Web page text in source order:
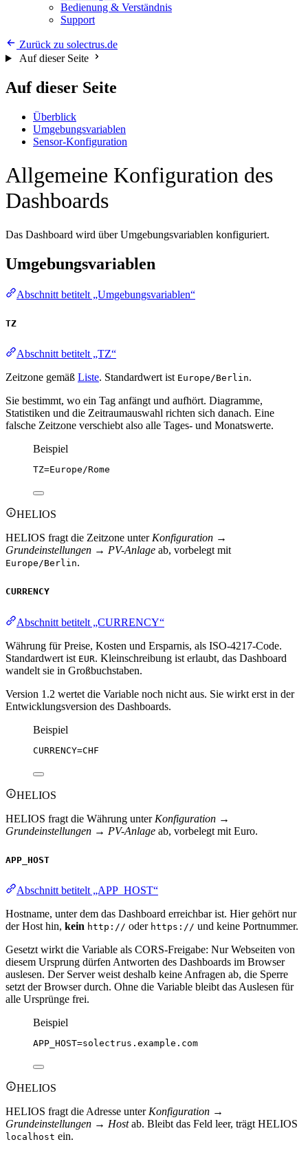
Bedienung & Verständnis
Support
Zurück zu solectrus.de
Auf dieser Seite
Auf dieser Seite
Überblick
Umgebungsvariablen
Sensor-Konfiguration
Allgemeine Konfiguration des
Dashboards
Das Dashboard wird über Umgebungsvariablen konfiguriert.
Umgebungsvariablen
Abschnitt betitelt „Umgebungsvariablen“
TZ
Abschnitt betitelt „TZ“
Zeitzone gemäß Liste. Standardwert ist Europe/Berlin.
Sie bestimmt, wo ein Tag anfängt und aufhört. Diagramme,
Statistiken und die Zeitraumauswahl richten sich danach. Eine
falsche Zeitzone verschiebt also alle Tages- und Monatswerte.
Beispiel
TZ=Europe/Rome
HELIOS
HELIOS fragt die Zeitzone unter Konfiguration →
Grundeinstellungen → PV-Anlage ab, vorbelegt mit
Europe/Berlin.
CURRENCY
Abschnitt betitelt „CURRENCY“
Währung für Preise, Kosten und Ersparnis, als ISO-4217-Code.
Standardwert ist EUR. Kleinschreibung ist erlaubt, das Dashboard
wandelt sie in Großbuchstaben.
Version 1.2 wertet die Variable noch nicht aus. Sie wirkt erst in der
Entwicklungsversion des Dashboards.
Beispiel
CURRENCY=CHF
HELIOS
HELIOS fragt die Währung unter Konfiguration →
Grundeinstellungen → PV-Anlage ab, vorbelegt mit Euro.
APP_HOST
Abschnitt betitelt „APP_HOST“
Hostname, unter dem das Dashboard erreichbar ist. Hier gehört nur
der Host hin, kein http:// oder https:// und keine Portnummer.
Gesetzt wirkt die Variable als CORS-Freigabe: Nur Webseiten von
diesem Ursprung dürfen Antworten des Dashboards im Browser
auslesen. Der Server weist deshalb keine Anfragen ab, die Sperre
setzt der Browser durch. Ohne die Variable bleibt das Auslesen für
alle Ursprünge frei.
Beispiel
APP_HOST=solectrus.example.com
HELIOS
HELIOS fragt die Adresse unter Konfiguration →
Grundeinstellungen → Hostab. Bleibt das Feld leer, trägt HELIOS
localhost ein.